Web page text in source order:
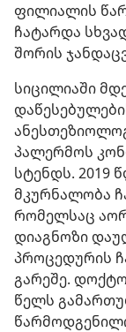
ფილიალის
ჩატარდა
შორის
სიცილიაში
პალერმოს
სტენდს. 2019
მკურნალობა
რომელსაც
დიაგნოზი
პროცედურის
გარეშე.
წელს